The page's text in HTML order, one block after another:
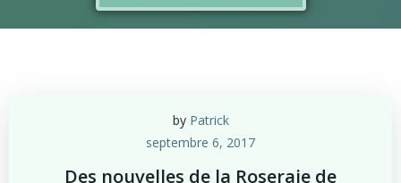
by Patrick
septembre 6, 2017
Des nouvelles de la Roseraie de